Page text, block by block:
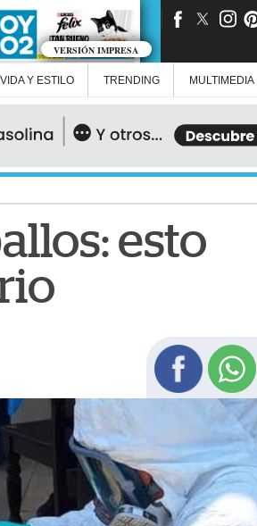
VERSIÓN IMPRESA
VIDA Y ESTILO TRENDING MULTIMEDIA
esto